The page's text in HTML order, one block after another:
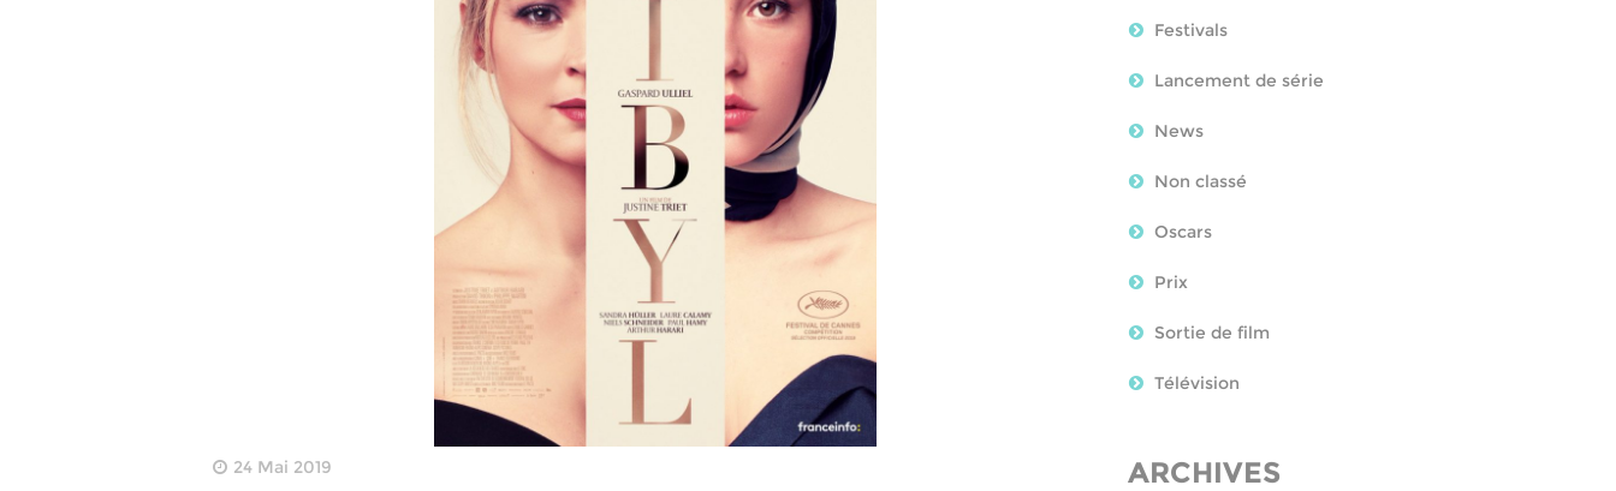
24 Mai 2019
Festivals
Lancement de série
News
Non classé
Oscars
Prix
Sortie de film
Télévision
ARCHIVES